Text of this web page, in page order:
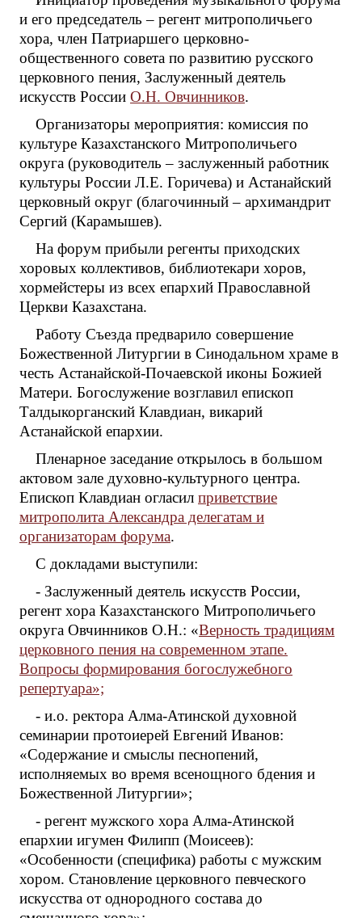
и его председатель – регент митрополичьего
хора, член Патриаршего церковно-
общественного совета по развитию русского
церковного пения, Заслуженный деятель
искусств России О.Н. Овчинников.
Организаторы мероприятия: комиссия по
культуре Казахстанского Митрополичьего
округа (руководитель – заслуженный работник
культуры России Л.Е. Горичева) и Астанайский
церковный округ (благочинный – архимандрит
Сергий (Карамышев).
На форум прибыли регенты приходских
хоровых коллективов, библиотекари хоров,
хормейстеры из всех епархий Православной
Церкви Казахстана.
Работу Съезда предварило совершение
Божественной Литургии в Синодальном храме в
честь Астанайской-Почаевской иконы Божией
Матери. Богослужение возглавил епископ
Талдыкорганский Клавдиан, викарий
Астанайской епархии.
Пленарное заседание открылось в большом
актовом зале духовно-культурного центра.
Епископ Клавдиан огласил приветствие
митрополита Александра делегатам и
организаторам форума.
С докладами выступили:
- Заслуженный деятель искусств России,
регент хора Казахстанского Митрополичьего
округа Овчинников О.Н.: «Верность традициям
церковного пения на современном этапе.
Вопросы формирования богослужебного
репертуара»;
- и.о. ректора Алма-Атинской духовной
семинарии протоиерей Евгений Иванов:
«Содержание и смыслы песнопений,
исполняемых во время всенощного бдения и
Божественной Литургии»;
- регент мужского хора Алма-Атинской
епархии игумен Филипп (Моисеев):
«Особенности (специфика) работы с мужским
хором. Становление церковного певческого
искусства от однородного состава до